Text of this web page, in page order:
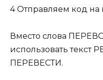
4 Отправляем код на
Вместо слова
использовать текст
ПЕРЕВЕСТИ.